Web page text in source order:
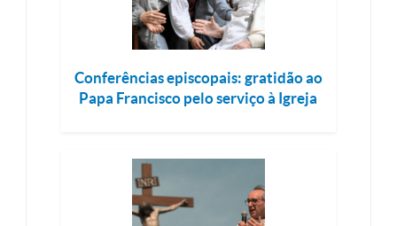
Conferências episcopais: gratidão ao
Papa Francisco pelo serviço à Igreja